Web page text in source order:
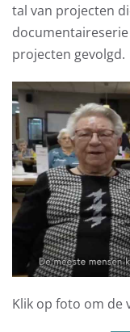
tal van projecten
projecten gevolgd.
Klik op foto om de